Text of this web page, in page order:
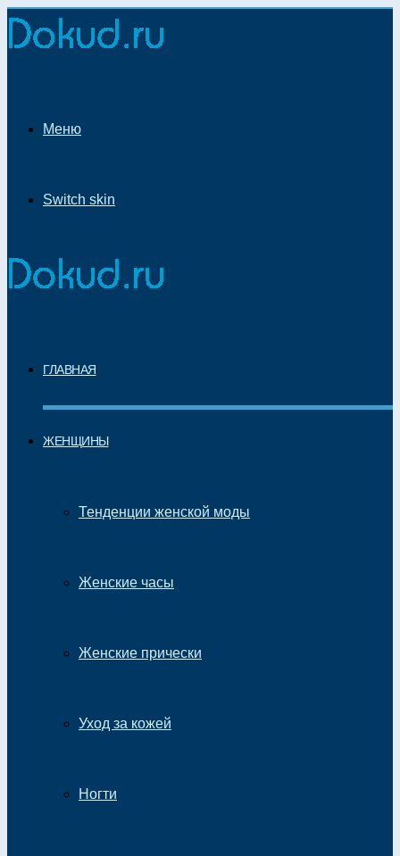
Меню
Switch skin
ГЛАВНАЯ
ЖЕНЩИНЫ
Тенденции женской моды
Женские часы
Женские прически
Уход за кожей
Ногти